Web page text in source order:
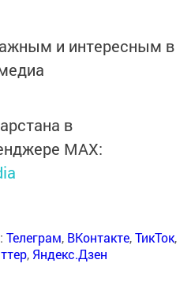
и интересным в
в
MАХ:
Телеграм, ВКонтакте,ТикТок,
, Яндекс.Дзен